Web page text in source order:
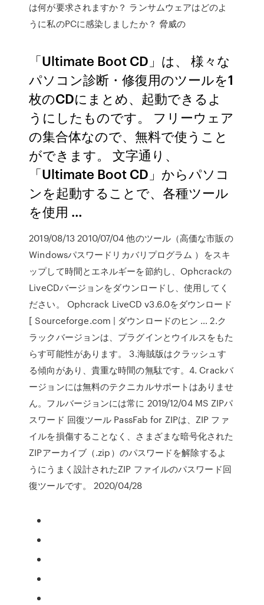
は何が要求されますか？ ランサムウェアはどのよ
うに私のPCに感染しましたか？ 脅威の
「Ultimate Boot CD」は、 様々な
パソコン診断・修復用のツールを1
枚のCDにまとめ、起動できるよ
うにしたものです。 フリーウェア
の集合体なので、無料で使うこと
ができます。 文字通り、
「Ultimate Boot CD」からパソコ
ンを起動することで、各種ツール
を使用 …
2019/08/13 2010/07/04 他のツール（高価な市販の
Windowsパスワードリカバリプログラム ）をスキ
ップして時間とエネルギーを節約し、Ophcrackの
LiveCDバージョンをダウンロードし、使用してく
ださい。 Ophcrack LiveCD v3.6.0をダウンロード
[ Sourceforge.com | ダウンロードのヒン … 2.ク
ラックバージョンは、プラグインとウイルスをもた
らす可能性があります。 3.海賊版はクラッシュす
る傾向があり、貴重な時間の無駄です。4. Crackバ
ージョンには無料のテクニカルサポートはありませ
ん。フルバージョンには常に 2019/12/04 MS ZIPパ
スワード 回復ツール PassFab for ZIPは、ZIP ファ
イルを損傷することなく、さまざまな暗号化された
ZIPアーカイブ（.zip）のパスワードを解除するよ
うにうまく設計されたZIP ファイルのパスワード回
復ツールです。 2020/04/28